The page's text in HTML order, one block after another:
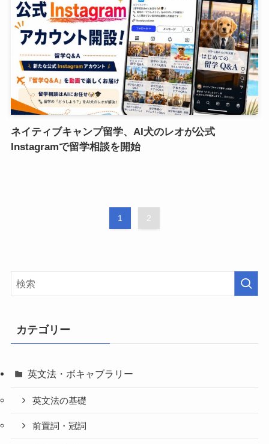
ネイティブキャンプ留学、AI犬のレオが公式
Instagramで留学相談を開始
1 2
カテゴリー
英文法・ボキャブラリー
英文法の基礎
前置詞・冠詞